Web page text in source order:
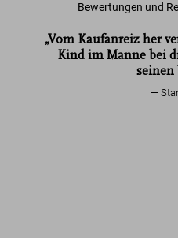
Bewertungen und
„Vom Kaufanreiz her
Kind im Manne bei
seinen